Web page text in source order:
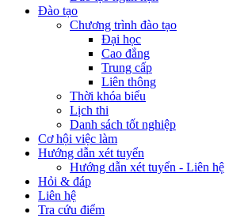
Đào tạo
Chương trình đào tạo
Đại học
Cao đẳng
Trung cấp
Liên thông
Thời khóa biểu
Lịch thi
Danh sách tốt nghiệp
Cơ hội việc làm
Hướng dẫn xét tuyển
Hướng dẫn xét tuyển - Liên hệ
Hỏi & đáp
Liên hệ
Tra cứu điểm